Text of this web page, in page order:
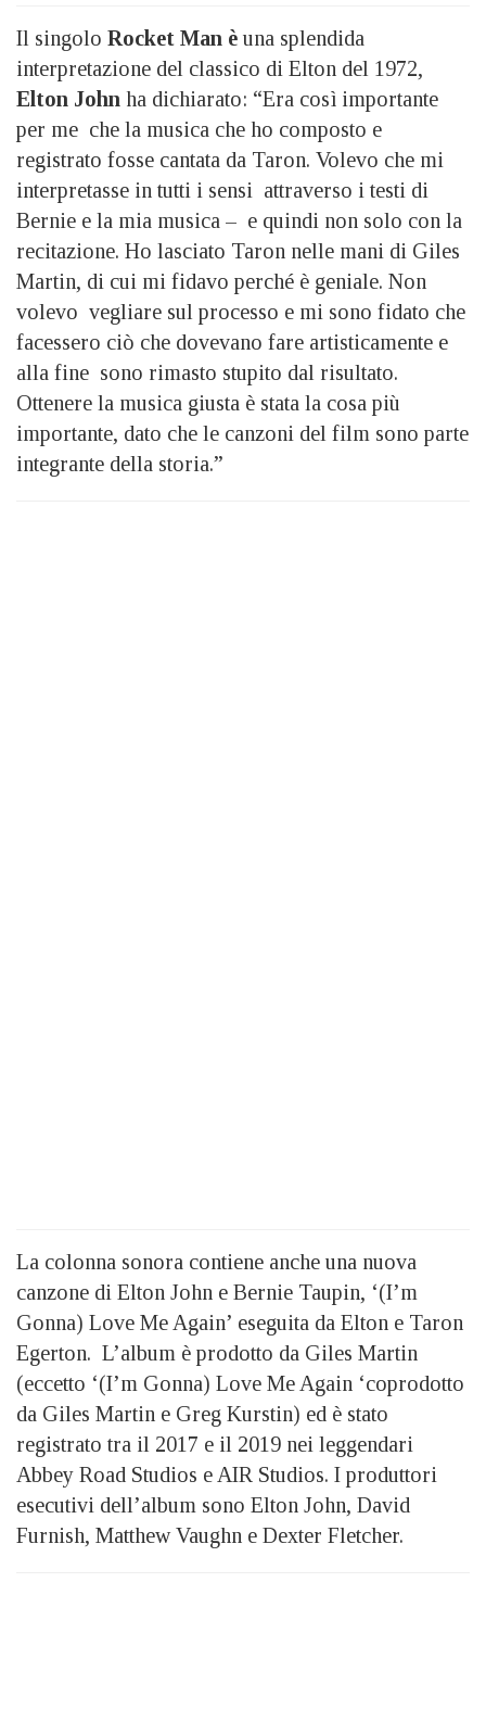
Il singolo Rocket Man è una splendida
interpretazione del classico di Elton del 1972,
Elton John ha dichiarato: “Era così importante
per me che la musica che ho composto e
registrato fosse cantata da Taron. Volevo che mi
interpretasse in tutti i sensi attraverso i testi di
Bernie e la mia musica – e quindi non solo con la
recitazione. Ho lasciato Taron nelle mani di Giles
Martin, di cui mi fidavo perché è geniale. Non
volevo vegliare sul processo e mi sono fidato che
facessero ciò che dovevano fare artisticamente e
alla fine sono rimasto stupito dal risultato.
Ottenere la musica giusta è stata la cosa più
importante, dato che le canzoni del film sono parte
integrante della storia.”
La colonna sonora contiene anche una nuova
canzone di Elton John e Bernie Taupin, ‘(I’m
Gonna) Love Me Again’ eseguita da Elton e Taron
Egerton. L’album è prodotto da Giles Martin
(eccetto ‘(I’m Gonna) Love Me Again ‘coprodotto
da Giles Martin e Greg Kurstin) ed è stato
registrato tra il 2017 e il 2019 nei leggendari
Abbey Road Studios e AIR Studios. I produttori
esecutivi dell’album sono Elton John, David
Furnish, Matthew Vaughn e Dexter Fletcher.